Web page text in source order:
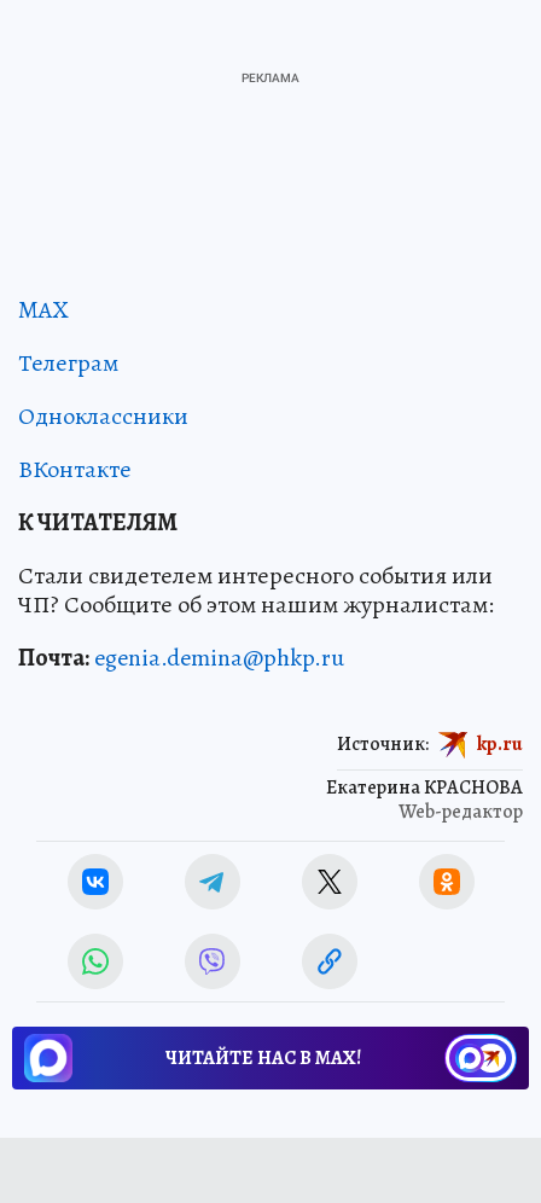
MAX
Телеграм
Одноклассники
ВКонтакте
К ЧИТАТЕЛЯМ
Стали свидетелем интересного события или
ЧП? Сообщите об этом нашим журналистам:
Почта:egenia.demina@phkp.ru
Екатерина КРАСНОВА
Web-редактор
Источник: kp.ru
ЧИТАЙТЕ НАС В МАХ!